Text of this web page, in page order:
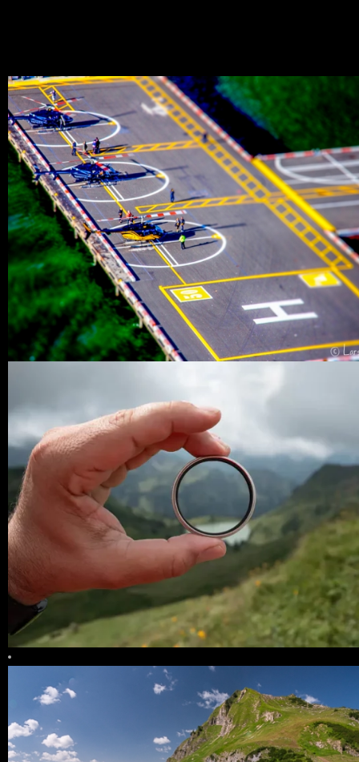
0 COMMENTS
6 LIKES
0 COMMENTS